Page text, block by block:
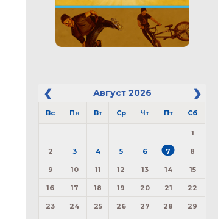
Август 2026
Вс Пн Вт Ср Чт Пт Сб
1
2 3 4 5 6 7 8
9 10 11 12 13 14 15
16 17 18 19 20 21 22
23 24 25 26 27 28 29